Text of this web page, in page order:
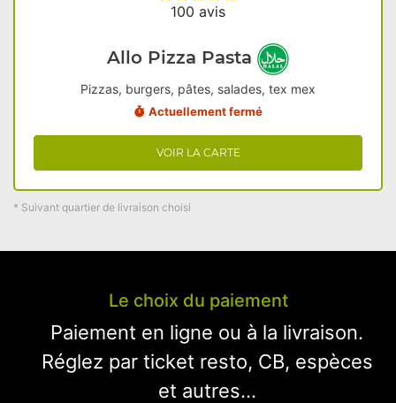
100 avis
Allo Pizza Pasta
Pizzas, burgers, pâtes, salades, tex mex
Actuellement fermé
VOIR LA CARTE
* Suivant quartier de livraison choisi
Le choix du paiement
Paiement en ligne ou à la livraison.
Réglez par ticket resto, CB, espèces
et autres...